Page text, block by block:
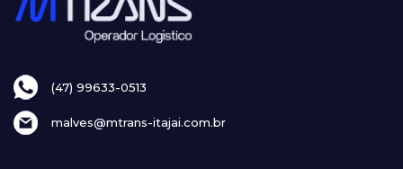
(47) 99633-0513
malves@mtrans-itajai.com.br